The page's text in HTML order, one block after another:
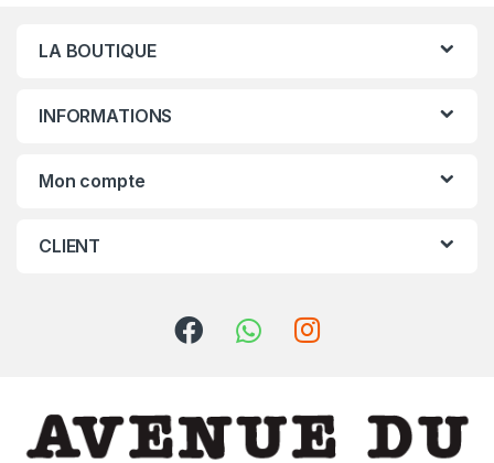
LA BOUTIQUE
INFORMATIONS
Mon compte
CLIENT